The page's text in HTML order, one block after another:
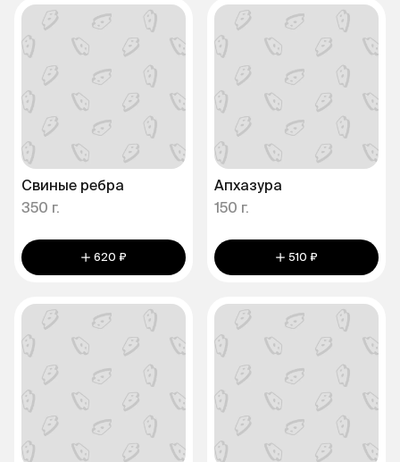
Свиные ребра
350 г.
620 ₽
Апхазура
150 г.
510 ₽